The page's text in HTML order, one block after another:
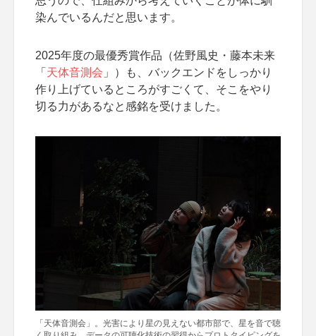
染んでいるんだと思います。
2025年度の最優秀賞作品（佐野風史・藤本未来
「 天体音測会 」）も、バックエンドをしっかり
作り上げているところがすごくて、そこをやり
切る力があるなと感銘を受けました。
「天体音測会」。光害により星の見えない都市部で、星を音で聴